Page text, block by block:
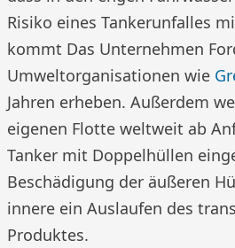
Risiko eines Tankerunfalles
kommt Das Unternehmen
Umweltorganisationen wie
Jahren erheben. Außerdem
eigenen Flotte weltweit ab
Tanker mit Doppelhüllen
Beschädigung der äußeren
innere ein Auslaufen des
Produktes.